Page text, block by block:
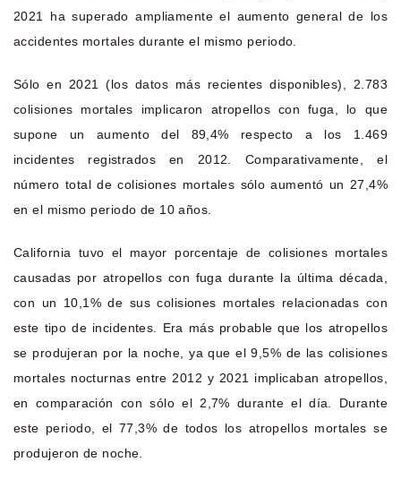
2021 ha superado ampliamente el aumento general de los
accidentes mortales durante el mismo periodo.
Sólo en 2021 (los datos más recientes disponibles), 2.783
colisiones mortales implicaron atropellos con fuga, lo que
supone un aumento del 89,4% respecto a los 1.469
incidentes registrados en 2012. Comparativamente, el
número total de colisiones mortales sólo aumentó un 27,4%
en el mismo periodo de 10 años.
California tuvo el mayor porcentaje de colisiones mortales
causadas por atropellos con fuga durante la última década,
con un 10,1% de sus colisiones mortales relacionadas con
este tipo de incidentes. Era más probable que los atropellos
se produjeran por la noche, ya que el 9,5% de las colisiones
mortales nocturnas entre 2012 y 2021 implicaban atropellos,
en comparación con sólo el 2,7% durante el día. Durante
este periodo, el 77,3% de todos los atropellos mortales se
produjeron de noche.